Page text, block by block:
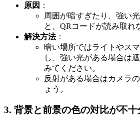
原因 ：
周囲が暗すぎたり、強い
と、QRコードが読み取れ
解決方法：
暗い場所ではライトやス
し、強い光がある場合は
みてください。
反射がある場合はカメラ
ょう。
3. 背景と前景の色の対比が不十